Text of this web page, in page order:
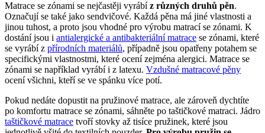
Matrace se zónami se nejčastěji vyrábíz různých druhů pěn.
Označují se také jako sendvičové. Každá pěna má jiné vlastnosti a
jinou tuhost, a proto jsou vhodné pro výrobu matrací se zónami. K
dostání jsou i antialergické a antibakteriální matrace se zónami, které
se vyrábí z přírodních materiálů, případně jsou opatřeny potahem se
specifickými vlastnostmi, které ocení zejména alergici. Matrace se
zónami se například vyrábí i z latexu. Vzdušné matracové pěny
ocení všichni, kteří se ve spánku více potí.
Pokud nedáte dopustit na pružinové matrace, ale zároveň dychtíte
po komfortu matrace se zónami, sáhněte po taštičkové matraci. Jádro
taštičkové matrace tvoří stovky až tisíce pružinek, které jsou